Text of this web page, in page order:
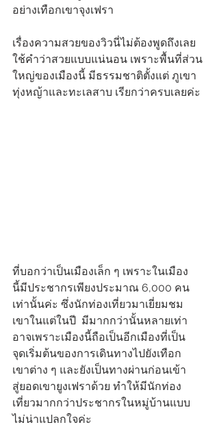
อย่างเทือกเขาจุงเฟรา
เรื่องความสวยของวิวนี่ไม่ต้องพูดถึงเลย
ใช้คำว่าสวยแบบแน่นอน เพราะพื้นที่ส่วน
ใหญ่ของเมืองนี้ มีธรรมชาติตั้งแต่ ภูเขา
ทุ่งหญ้าและทะเลสาบ เรียกว่าครบเลยค่ะ
ที่บอกว่าเป็นเมืองเล็ก ๆ เพราะในเมือง
นี้มีประชากรเพียงประมาณ 6,000 คน
เท่านั้นค่ะ ซึ่งนักท่องเที่ยวมาเยี่ยมชม
เขาในแต่ในปี  มีมากกว่านั้นหลายเท่า
อาจเพราะเมืองนี้ถือเป็นอีกเมืองที่เป็น
จุดเริ่มต้นของการเดินทางไปยังเทือก
เขาต่าง ๆ และยังเป็นทางผ่านก่อนเข้า
สู่ยอดเขายูงเฟราด้วย ทำให้มีนักท่อง
เที่ยวมากกว่าประชากรในหมู่บ้านแบบ
ไม่น่าแปลกใจค่ะ